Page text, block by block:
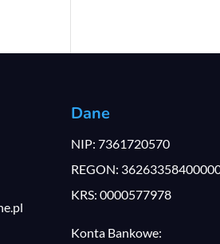
Dane
NIP: 7361720570
REGON:
KRS: 0000577978
Konta Bankowe: